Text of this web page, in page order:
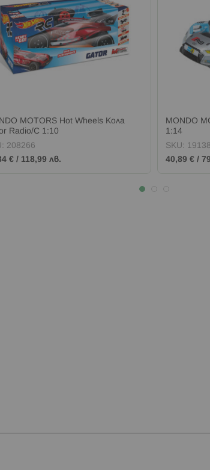
MOTORS Hot Wheels Кола
Radio/C 1:10
208266
€ / 118,99 лв.
MONDO
1:14
SKU:
40,89 € /